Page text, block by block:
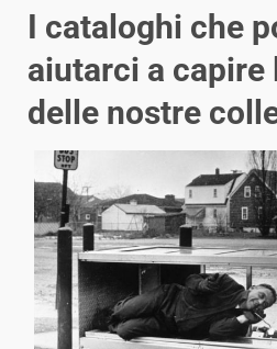
I cataloghi che
aiutarci a capire
delle nostre